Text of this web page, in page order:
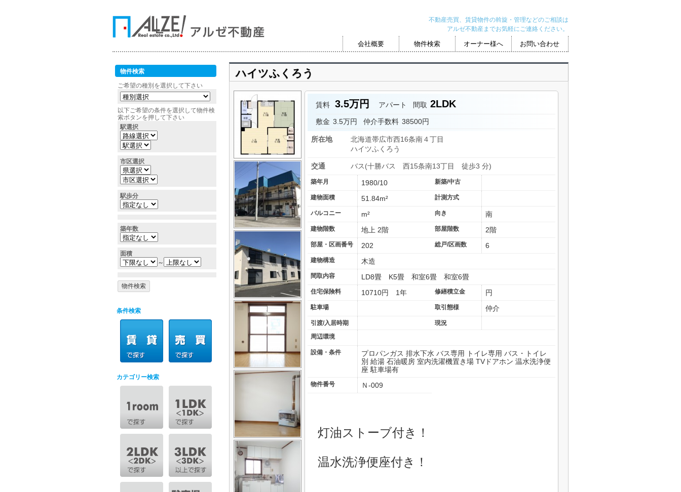
不動産売買、賃貸物件の斡旋・管理などのご相談は
アルゼ不動産までお気軽にご連絡ください。
会社概要 物件検索 オーナー様へ お問い合わせ
ハイツふくろう
賃料 3.5万円 アパート 間取 2LDK
敷金 3.5万円 仲介手数料 38500円
所在地
北海道帯広市西16条南４丁目
ハイツふくろう
交通 バス(十勝バス 西15条南13丁目 徒歩3 分)
築年月 1980/10 新築/中古
建物面積 51.84m² 計測方式
バルコニー m² 向き 南
建物階数 地上 2階 部屋階数 2階
部屋・区画番号 202 総戸/区画数 6
建物構造 木造
間取内容 LD8畳 K5畳 和室6畳 和室6畳
住宅保険料 10710円 1年 修繕積立金 円
駐車場 取引態様 仲介
引渡/入居時期
現況
周辺環境
設備・条件
プロパンガス 排水下水 バス専用 トイレ専用 バス・トイレ
別 給湯 石油暖房 室内洗濯機置き場 TVドアホン 温水洗浄便
座 駐車場有
物件番号 Ｎ-009
灯油ストーブ付き！
温水洗浄便座付き！
物件検索
ご希望の種別を選択して下さい
以下ご希望の条件を選択して物件検
索ボタンを押して下さい
駅選択
市区選択
駅歩分
築年数
面積
～
条件検索
カテゴリー検索